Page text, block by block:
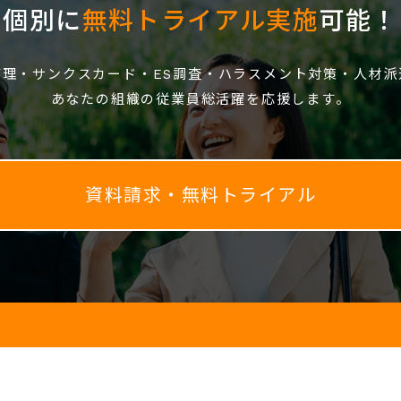
個別に無料トライアル実施可能！
・サンクスカード・ES調査・ハラスメント対策・人材
あなたの組織の従業員総活躍を応援します。
資料請求・無料トライアル